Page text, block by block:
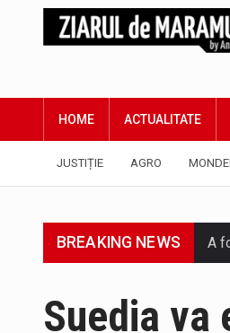
HOME ACTUALITATE
JUSTIȚIE AGRO
BREAKING NEWS
Suedia va